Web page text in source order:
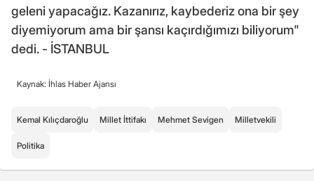
geleni yapacağız. Kazanırız, kaybederiz ona bir şey
diyemiyorum ama bir şansı kaçırdığımızı biliyorum"
dedi. - İSTANBUL
Kaynak: İhlas Haber Ajansı
Kemal Kılıçdaroğlu Millet İttifakı Mehmet Sevigen Milletvekili
Politika